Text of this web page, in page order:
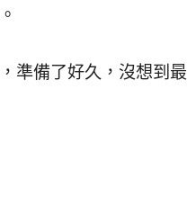
準備了好久，沒想到最